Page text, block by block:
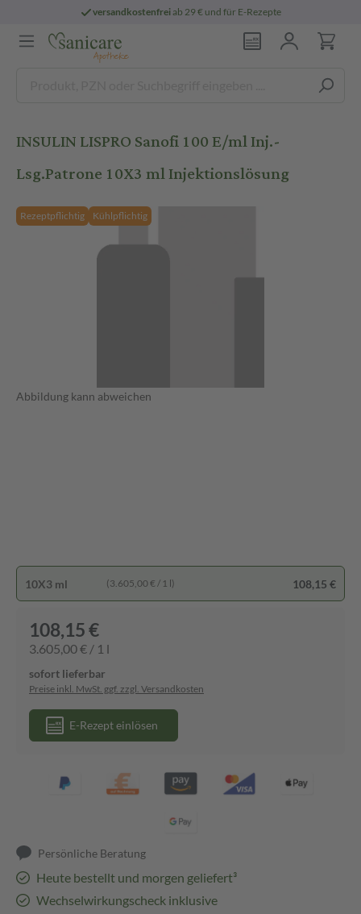
versandkostenfreiab 29 € und für E-Rezepte
INSULIN LISPRO Sanofi 100 E/ml Inj.-
Lsg.Patrone 10X3 ml Injektionslösung
Rezeptpflichtig Kühlpflichtig
Abbildung kann abweichen
10X3 ml (3.605,00 € / 1 l) 108,15 €
108,15 €
3.605,00 € / 1 l
sofort lieferbar
Preise inkl. MwSt. ggf. zzgl. Versandkosten
E-Rezept einlösen
Persönliche Beratung
Heute bestellt und morgen geliefert³
Wechselwirkungscheck inklusive